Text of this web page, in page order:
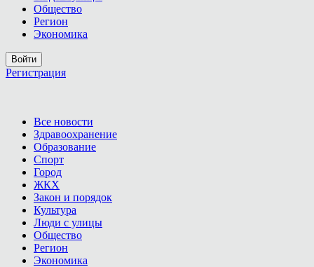
Общество
Регион
Экономика
Войти
Регистрация
Все новости
Здравоохранение
Образование
Спорт
Город
ЖКХ
Закон и порядок
Культура
Люди с улицы
Общество
Регион
Экономика